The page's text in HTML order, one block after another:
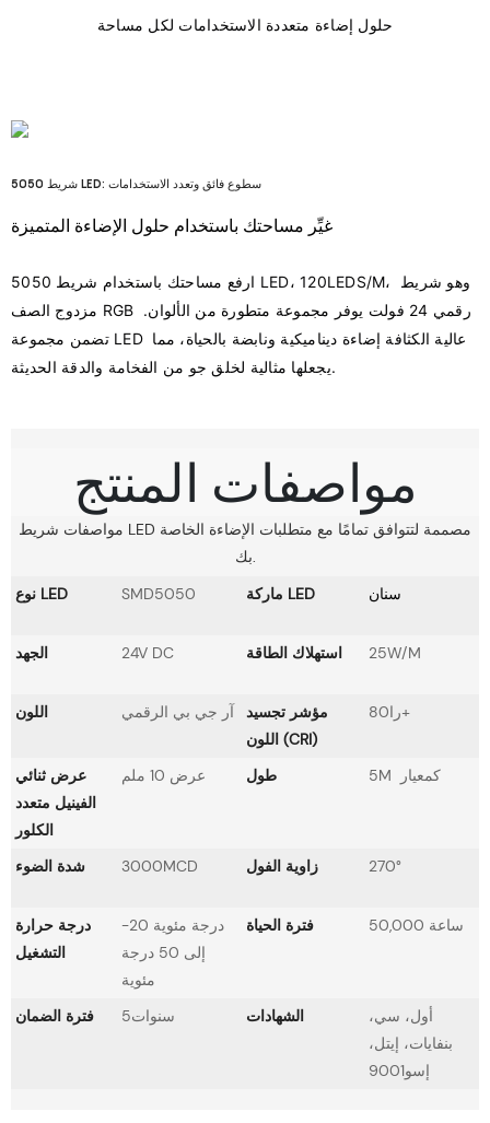
غيِّر مساحتك باستخدام حلول الإضاءة المتميزة
ارفع مساحتك باستخدام شريط 5050 LED، 120LEDS/M، وهو شريط
مزدوج الصف RGB رقمي 24 فولت يوفر مجموعة متطورة من الألوان.
تضمن مجموعة LED عالية الكثافة إضاءة ديناميكية ونابضة بالحياة، مما
مواصفات المنتج
مواصفات شريط LED مصممة لتتوافق تمامًا مع متطلبات الإضاءة الخاصة
بك.
نوع LED
SMD5050 ماركة LED سنان
الجهد 24V DC استهلاك الطاقة 25W/M
آر جي بي الرقمي
مؤشر تجسيد
اللون (CRI)
را80+
عرض ثنائي
الفينيل متعدد
الكلور
عرض 10 ملم طول 5M كمعيار
شدة الضوء 3000MCD زاوية الفول 270°
درجة حرارة
التشغيل
-20 درجة مئوية
إلى 50 درجة
مئوية
فترة الحياة 50,000 ساعة
فترة الضمان سنوات5 الشهادات
أول، سي،
بنفايات، إيتل،
إسو9001